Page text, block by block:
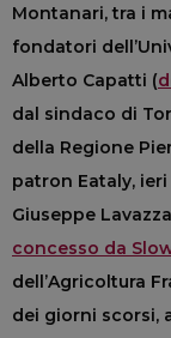
Montanari, tra i
fondatori
Alberto Capatti (
dal sindaco di
della Regione
patron Eataly,
Giuseppe
concesso da
dell’Agricoltura
dei giorni scorsi,